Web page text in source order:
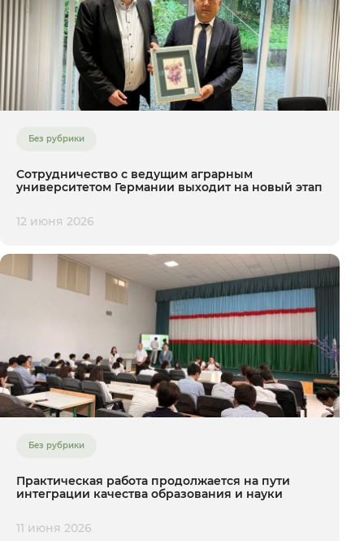
Без рубрики
Сотрудничество с ведущим аграрным
университетом Германии выходит на новый этап
12 июня 2026
Без рубрики
Практическая работа продолжается на пути
интеграции качества образования и науки
11 июня 2026